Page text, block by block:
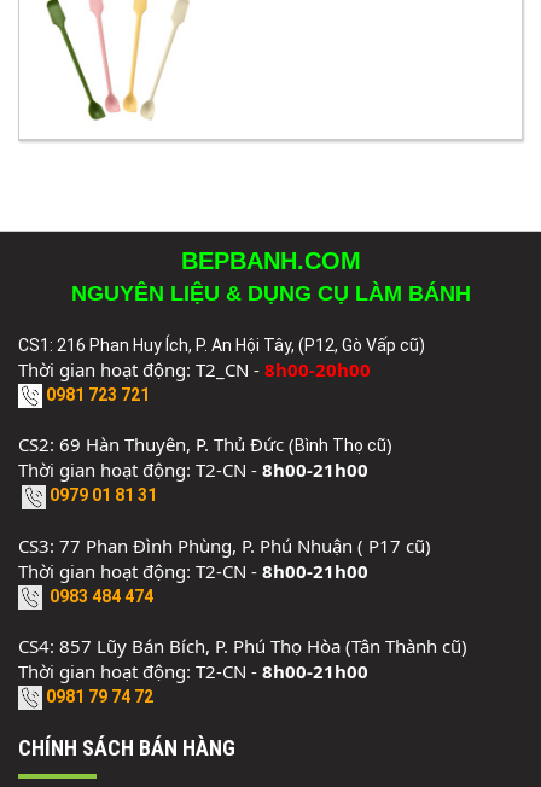
BEPBANH.COM
NGUYÊN LIỆU & DỤNG CỤ LÀM BÁNH
CS1: 216 Phan Huy Ích, P. An Hội Tây, (P12, Gò Vấp cũ)
Thời gian hoạt động: T2_CN - 8h00-20h00
0981 723 721
CS2: 69 Hàn Thuyên, P. Thủ Đức (Bình Thọ cũ)
Thời gian hoạt động: T2-CN - 8h00-21h00
0979 01 81 31
CS3: 77 Phan Đình Phùng, P. Phú Nhuận ( P17 cũ)
Thời gian hoạt động: T2-CN - 8h00-21h00
0983 484 474
CS4: 857 Lũy Bán Bích, P. Phú Thọ Hòa (Tân Thành cũ)
Thời gian hoạt động: T2-CN - 8h00-21h00
0981 79 74 72
CHÍNH SÁCH BÁN HÀNG